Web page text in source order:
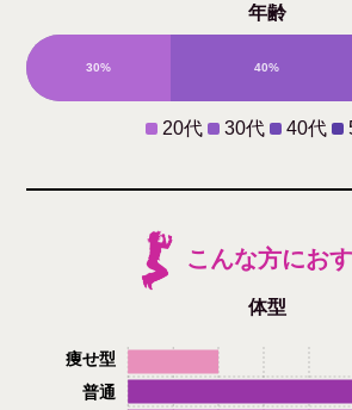
年齢
30% 40%
20代 30代 40代
こんな方にお
体型
普通
痩せ型